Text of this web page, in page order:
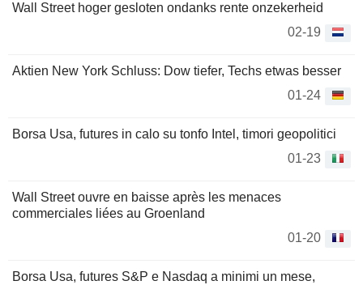
Wall Street hoger gesloten ondanks rente onzekerheid
02-19
Aktien New York Schluss: Dow tiefer, Techs etwas besser
01-24
Borsa Usa, futures in calo su tonfo Intel, timori geopolitici
01-23
Wall Street ouvre en baisse après les menaces
commerciales liées au Groenland
01-20
Borsa Usa, futures S&P e Nasdaq a minimi un mese,